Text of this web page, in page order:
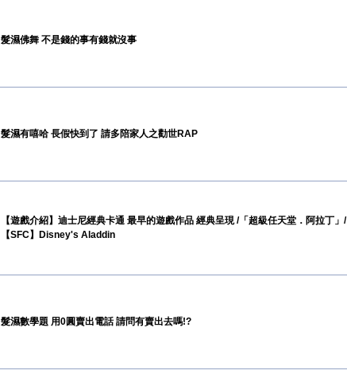
髮濕佛舞 不是錢的事有錢就沒事
髮濕有嘻哈 長假快到了 請多陪家人之勸世RAP
【遊戲介紹】迪士尼經典卡通 最早的遊戲作品 經典呈現 /「超級任天堂．阿拉丁」/
【SFC】Disney's Aladdin
髮濕數學題 用0圓賣出電話 請問有賣出去嗎!?